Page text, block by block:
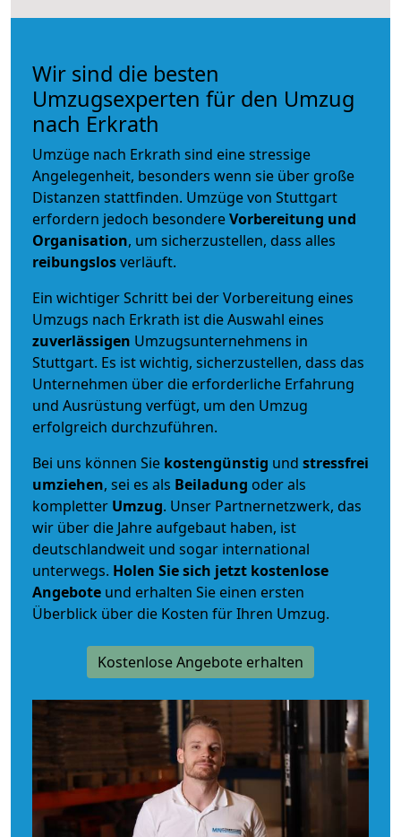
Wir sind die besten
Umzugsexperten für den Umzug
nach Erkrath
Umzüge nach Erkrath sind eine stressige
Angelegenheit, besonders wenn sie über große
Distanzen stattfinden. Umzüge von Stuttgart
erfordern jedoch besondereVorbereitung und
Organisation, um sicherzustellen, dass alles
reibungslosverläuft.
Ein wichtiger Schritt bei der Vorbereitung eines
Umzugs nach Erkrath ist die Auswahl eines
zuverlässigen Umzugsunternehmens in
Stuttgart. Es ist wichtig, sicherzustellen, dass das
Unternehmen über die erforderliche Erfahrung
und Ausrüstung verfügt, um den Umzug
erfolgreich durchzuführen.
Bei uns können Sie kostengünstig und stressfrei
umziehen, sei es als Beiladung oder als
kompletter Umzug. Unser Partnernetzwerk, das
wir über die Jahre aufgebaut haben, ist
deutschlandweit und sogar international
unterwegs. Holen Sie sich jetzt kostenlose
Angebote und erhalten Sie einen ersten
Überblick über die Kosten für Ihren Umzug.
Kostenlose Angebote erhalten